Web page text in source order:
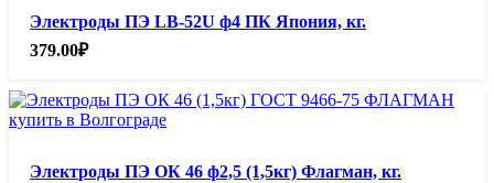
Электроды ПЭ LB-52U ф4 ПК Япония, кг.
379.00₽
Электроды ПЭ ОК 46 ф2,5 (1,5кг) Флагман, кг.